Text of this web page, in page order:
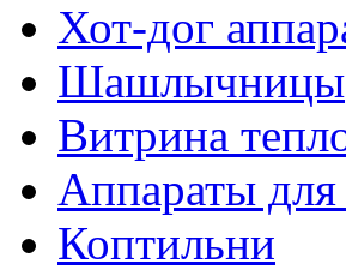
Хот-дог
Шашлычницы
Витрина
Аппараты
Коптильни